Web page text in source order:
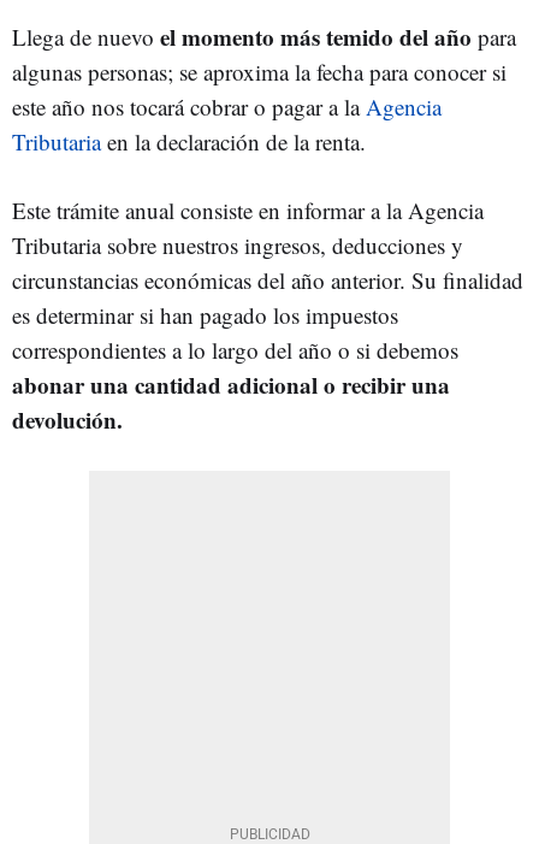
Llega de nuevo el momento más temido del año para
algunas personas; se aproxima la fecha para conocer si
este año nos tocará cobrar o pagar a la Agencia
Tributariaen la declaración de la renta.
Este trámite anual consiste en informar a la Agencia
Tributaria sobre nuestros ingresos, deducciones y
circunstancias económicas del año anterior. Su finalidad
es determinar si han pagado los impuestos
correspondientes a lo largo del año o si debemos
abonar una cantidad adicional o recibir una
devolución.